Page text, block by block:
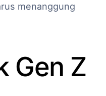
menanggung
Gen Z